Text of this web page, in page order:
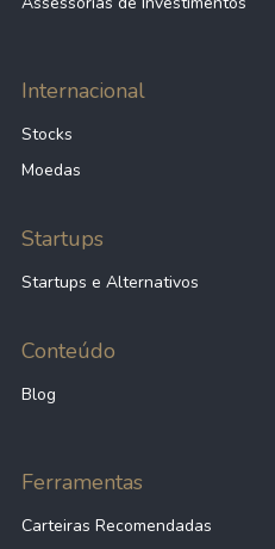
Internacional
Stocks
Moedas
Startups
Startups e Alternativos
Conteúdo
Blog
Ferramentas
Carteiras Recomendadas